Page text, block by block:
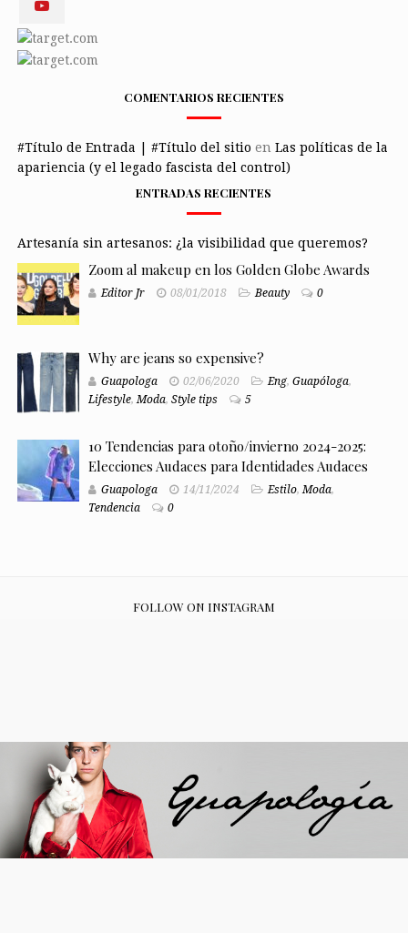
COMENTARIOS RECIENTES
#Título de Entrada | #Título del sitio en Las políticas de la
apariencia (y el legado fascista del control)
ENTRADAS RECIENTES
Artesanía sin artesanos: ¿la visibilidad que queremos?
Zoom al makeup en los Golden Globe Awards
Editor Jr 08/01/2018 Beauty 0
Why are jeans so expensive?
Guapologa 02/06/2020 Eng, Guapóloga,
Lifestyle, Moda, Style tips 5
10 Tendencias para otoño/invierno 2024-2025:
Elecciones Audaces para Identidades Audaces
Guapologa 14/11/2024 Estilo, Moda,
Tendencia
0
FOLLOW ON INSTAGRAM